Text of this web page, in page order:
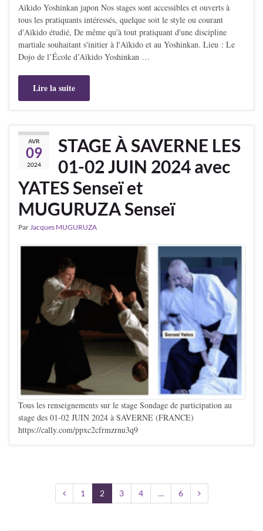
Aïkido Yoshinkan japon Nos stages sont accessibles et ouverts à
tous les pratiquants intéressés, quelque soit le style ou courant
d'Aïkido étudié, De même qu'à tout pratiquant d'une discipline
martiale souhaitant s'initier à l'Aïkido et au Yoshinkan. Lieu : Le
Dojo de l’École d’Aïkido Yoshinkan …
Lire la suite
AVR
09
2024
STAGE À SAVERNE LES
01-02 JUIN 2024 avec
YATES Senseï et
MUGURUZA Senseï
ParJacques MUGURUZA
Tous les renseignements sur le stage Sondage de participation au
stage des 01-02 JUIN 2024 à SAVERNE (FRANCE)
https://cally.com/ppxc2cfrmzrnu3q9
1 2 3 4 … 6